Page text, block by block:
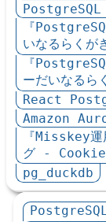
『
いなるらくが
『
ーだいなるら
React
Amazon
『Misskey
グ -
pg_duckdb